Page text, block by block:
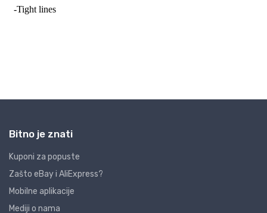
Bitno je znati
Kuponi za popuste
Zašto eBay i AliExpress?
Mobilne aplikacije
Mediji o nama